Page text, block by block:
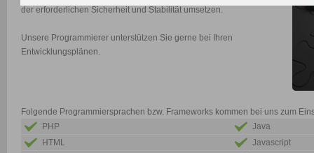
der erforderlichen Sicherheit und Stabilität umsetzen.
Unsere Programmierer unterstützen Sie gerne bei Ihren
Entwicklungsplänen.
Folgende Programmiersprachen bzw. Frameworks kommen bei uns zum
PHP
Java
HTML
Javascript